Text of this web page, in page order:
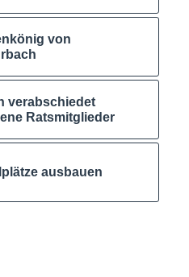
von
verabschiedet
Ratsmitglieder
ausbauen